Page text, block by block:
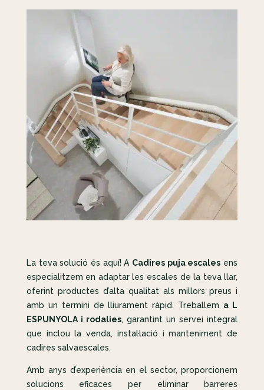
La teva solució és aquí! A Cadires puja escales ens
especialitzem en adaptar les escales de la teva llar,
oferint productes d’alta qualitat als millors preus i
amb un termini de lliurament ràpid. Treballem a L
ESPUNYOLA i rodalies, garantint un servei integral
que inclou la venda, instal·lació i manteniment de
cadires salvaescales.
Amb anys d’experiència en el sector, proporcionem
solucions eficaces per eliminar barreres